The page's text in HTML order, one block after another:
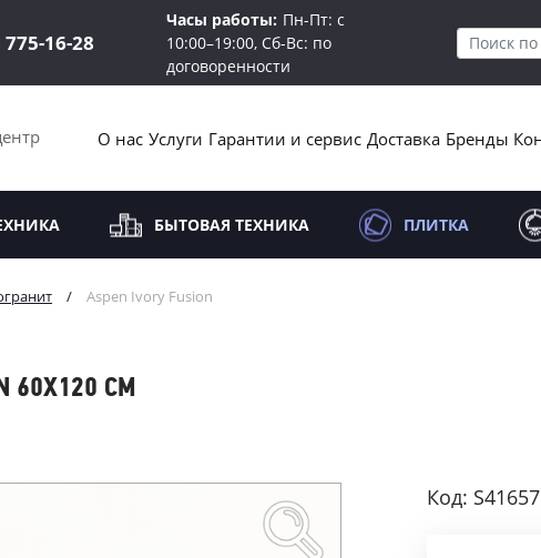
16-28
Часы работы: Пн-Пт: с
10:00–19:00, Сб-Вс: по
договоренности
О нас Услуги Гарантии и сервис Доставка Бренды
БЫТОВАЯ ТЕХНИКА ПЛИТКА
/ Aspen Ivory Fusion
60X120 СМ
Код: